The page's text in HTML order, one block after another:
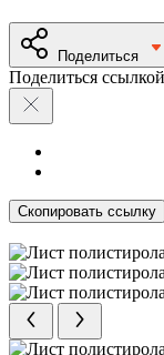
Поделиться
Поделиться
Скопировать ссылку